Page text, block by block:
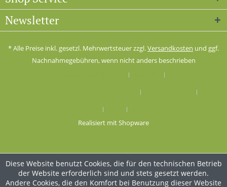
Newsletter
* Alle Preise inkl. gesetzl. Mehrwertsteuer zzgl.Versandkosten und ggf.
Nachnahmegebühren, wenn nicht anders beschrieben
Realisiert mit Shopware
Diese Website benutzt Cookies, die für den technischen Betrieb
der Website erforderlich sind und stets gesetzt werden.
Andere Cookies, die den Komfort bei Benutzung dieser Website